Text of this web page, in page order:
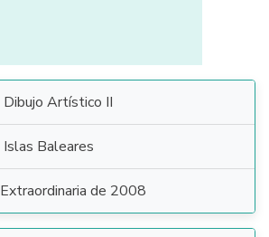
Dibujo Artístico II
Islas Baleares
Extraordinaria de 2008